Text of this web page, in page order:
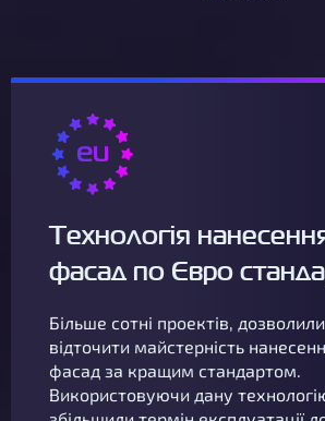
Технологія
фасад по Євро
Більше сотні проектів,
відточити майстерність
фасад за кращим стандартом.
Використовуючи дану